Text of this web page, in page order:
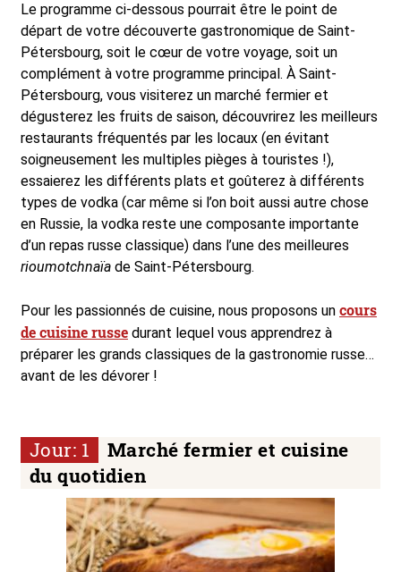
Le programme ci-dessous pourrait être le point de
départ de votre découverte gastronomique de Saint-
Pétersbourg, soit le cœur de votre voyage, soit un
complément à votre programme principal. À Saint-
Pétersbourg, vous visiterez un marché fermier et
dégusterez les fruits de saison, découvrirez les meilleurs
restaurants fréquentés par les locaux (en évitant
soigneusement les multiples pièges à touristes !),
essaierez les différents plats et goûterez à différents
types de vodka (car même si l’on boit aussi autre chose
en Russie, la vodka reste une composante importante
d’un repas russe classique) dans l’une des meilleures
rioumotchnaïa de Saint-Pétersbourg.
Pour les passionnés de cuisine, nous proposons un cours
de cuisine russe durant lequel vous apprendrez à
préparer les grands classiques de la gastronomie russe…
avant de les dévorer !
Jour: 1
Marché fermier et cuisine
du quotidien